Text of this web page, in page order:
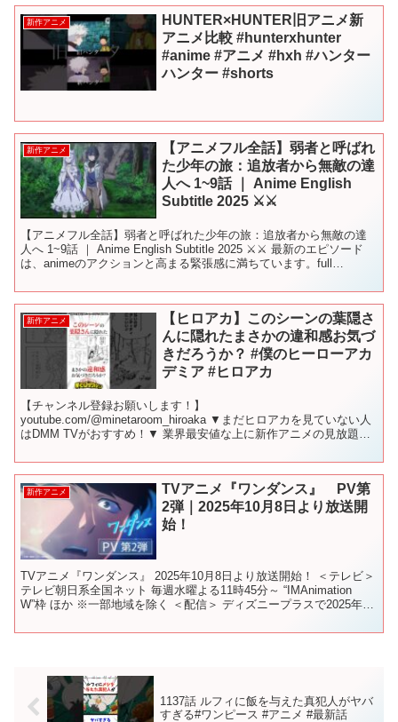
新作アニメ
HUNTER×HUNTER旧アニメ新
アニメ比較 #hunterxhunter
#anime #アニメ #hxh #ハンター
ハンター #shorts
新作アニメ
【アニメフル全話】弱者と呼ばれ
た少年の旅：追放者から無敵の達
人へ 1~9話 ｜ Anime English
Subtitle 2025 ⚔️⚔️
【アニメフル全話】弱者と呼ばれた少年の旅：追放者から無敵の達
人へ 1~9話 ｜ Anime English Subtitle 2025 ⚔️⚔️ 最新のエピソード
は、animeのアクションと高まる緊張感に満ちています。full
新作アニメ
【ヒロアカ】このシーンの葉隠さ
んに隠れたまさかの違和感お気づ
きだろうか？ #僕のヒーローアカ
デミア #ヒロアカ
【チャンネル登録お願いします！】
youtube.com/@minetaroom_hiroaka ▼まだヒロアカを見ていない人
はDMM TVがおすすめ！▼ 業界最安値な上に新作アニメの見放題作
新作アニメ
TVアニメ『ワンダンス』 PV第
2弾｜2025年10月8日より放送開
始！
TVアニメ『ワンダンス』 2025年10月8日より放送開始！ ＜テレビ＞
テレビ朝日系全国ネット 毎週水曜よる11時45分～ “IMAnimation
W”枠 ほか ※一部地域を除く ＜配信＞ ディズニープラスで2025年
1137話 ルフィに飯を与えた真犯人がヤバ
すぎる#ワンピース #アニメ #最新話